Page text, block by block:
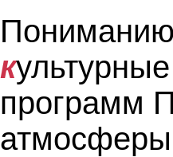
к
программ
атмосферы